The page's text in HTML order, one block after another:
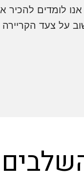
לומדים להכיר
על צעד